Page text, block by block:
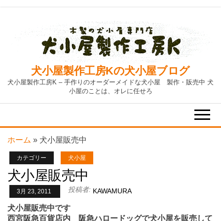
content
犬小屋製作工房Kの犬小屋ブログ
犬小屋製作工房K – 手作りのオーダーメイドな犬小屋 製作・販売中 犬
小屋のことは、オレに任せろ
ホーム » 犬小屋販売中
カテゴリー 犬小屋
犬小屋販売中
3月 23, 2011 投稿者: KAWAMURA
犬小屋販売中です
西宮阪急百貨店内 阪急ハロードッグで犬小屋を販売して